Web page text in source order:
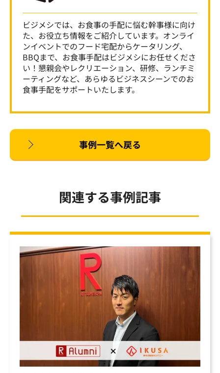
ビジメシでは、お食事の手配に悩む幹事様に向け
た、お役立ち情報をご紹介しています。オンライ
ンイベントでのフード宅配からケータリング、
BBQまで、お食事手配はビジメシにお任せくださ
い！懇親会やレクリエーション、研修、ランチミ
ーティングなど、あらゆるビジネスシーンでのお
食事手配をサポートいたします。
事例一覧へ戻る
関連する事例記事